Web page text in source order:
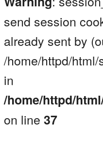
send session
already sent by
/home/httpd/
in
/home/httpd/
on line 37